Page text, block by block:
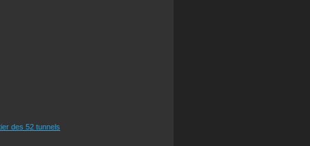
des 52 tunnels